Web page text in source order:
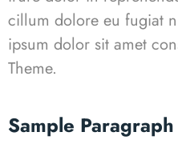
cillum dolore eu fugiat
ipsum dolor sit amet
Theme.
Sample